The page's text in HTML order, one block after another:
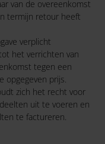
van de overeenkomst
termijn retour heeft
verplicht
het verrichten van
tegen een
opgegeven prijs.
zich het recht voor
uit te voeren en
te factureren.